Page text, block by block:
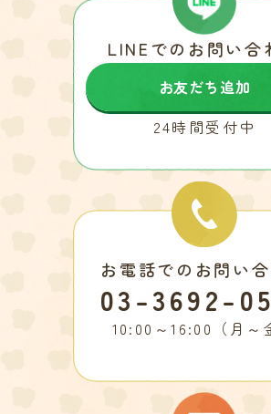
LINEでのお問い合
お友だち追加
24時間受付中
お電話でのお問い
03-3692-
10:00～16:00（月～